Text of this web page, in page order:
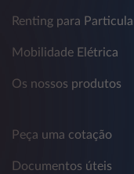
Renting para
Mobilidade Elétrica
Os nossos produtos
Peça uma cotação
Documentos úteis